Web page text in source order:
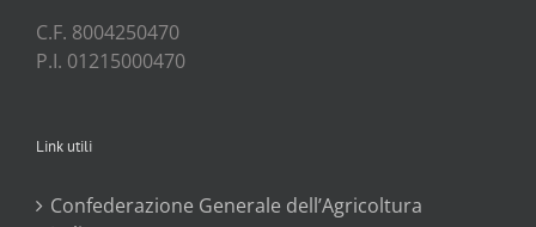
C.F. 8004250470
P.I. 01215000470
Link utili
Confederazione Generale dell’Agricoltura